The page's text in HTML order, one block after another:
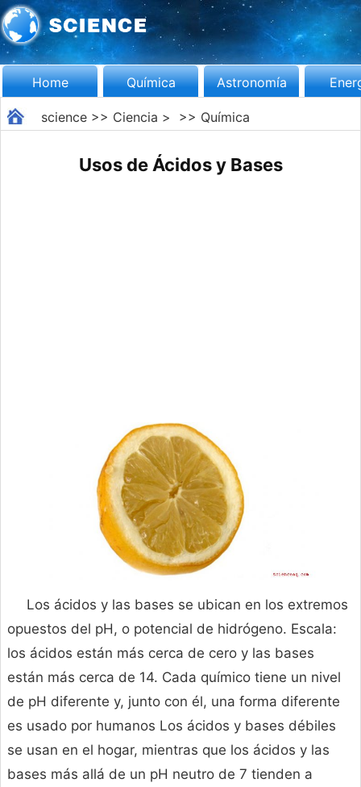
Home Química Astronomía
science>> Ciencia > >> Química
Usos de Ácidos y Bases
Los ácidos y las bases se ubican en los extremos
opuestos del pH, o potencial de hidrógeno. Escala:
los ácidos están más cerca de cero y las bases
están más cerca de 14. Cada químico tiene un nivel
de pH diferente y, junto con él, una forma diferente
es usado por humanos Los ácidos y bases débiles
se usan en el hogar, mientras que los ácidos y las
bases más allá de un pH neutro de 7 tienden a